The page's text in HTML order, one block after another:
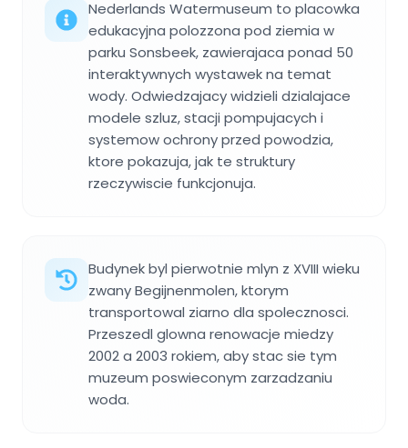
Nederlands Watermuseum to placowka
edukacyjna polozzona pod ziemia w
parku Sonsbeek, zawierajaca ponad 50
interaktywnych wystawek na temat
wody. Odwiedzajacy widzieli dzialajace
modele szluz, stacji pompujacych i
systemow ochrony przed powodzia,
ktore pokazuja, jak te struktury
rzeczywiscie funkcjonuja.
Budynek byl pierwotnie mlyn z XVIII wieku
zwany Begijnenmolen, ktorym
transportowal ziarno dla spolecznosci.
Przeszedl glowna renowacje miedzy
2002 a 2003 rokiem, aby stac sie tym
muzeum poswieconym zarzadzaniu
woda.